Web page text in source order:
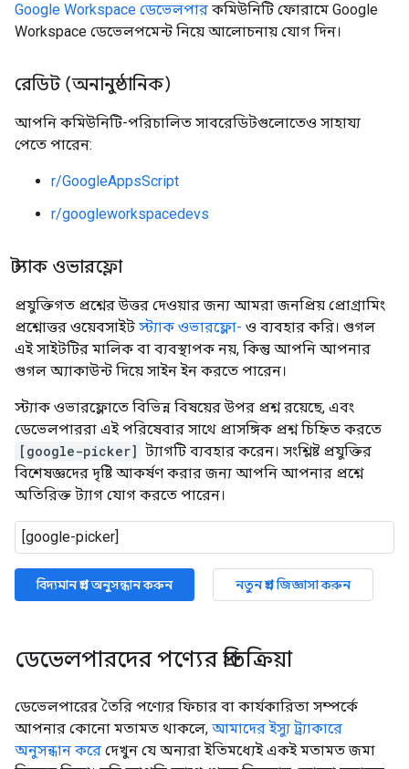
Google Workspace ডেভেলপার কমিউনিটি ফোরামে Google
Workspace ডেভেলপমেন্ট নিয়ে আলোচনায় যোগ দিন।
রেডিট (অনানুষ্ঠানিক)
আপনি কমিউনিটি-পরিচালিত সাবরেডিটগুলোতেও সাহায্য
পেতে পারেন:
r/GoogleAppsScript
r/googleworkspacedevs
স্ট্যাক ওভারফ্লো
প্রযুক্তিগত প্রশ্নের উত্তর দেওয়ার জন্য আমরা জনপ্রিয় প্রোগ্রামিং
প্রশ্নোত্তর ওয়েবসাইট স্ট্যাক ওভারফ্লো- ও ব্যবহার করি। গুগল
এই সাইটটির মালিক বা ব্যবস্থাপক নয়, কিন্তু আপনি আপনার
গুগল অ্যাকাউন্ট দিয়ে সাইন ইন করতে পারেন।
স্ট্যাক ওভারফ্লোতে বিভিন্ন বিষয়ের উপর প্রশ্ন রয়েছে, এবং
ডেভেলপাররা এই পরিষেবার সাথে প্রাসঙ্গিক প্রশ্ন চিহ্নিত করতে
[google-picker] ট্যাগটি ব্যবহার করেন। সংশ্লিষ্ট প্রযুক্তির
বিশেষজ্ঞদের দৃষ্টি আকর্ষণ করার জন্য আপনি আপনার প্রশ্নে
অতিরিক্ত ট্যাগ যোগ করতে পারেন।
বিদ্যমান প্রশ্ন অনুসন্ধান করুন নতুন প্রশ্ন জিজ্ঞাসা করুন
ডেভেলপারদের পণ্যের প্রতিক্রিয়া
ডেভেলপারের তৈরি পণ্যের ফিচার বা কার্যকারিতা সম্পর্কে
আপনার কোনো মতামত থাকলে, আমাদের ইস্যু ট্র্যাকারে
অনুসন্ধান করে দেখুন যে অন্যরা ইতিমধ্যেই একই মতামত জমা